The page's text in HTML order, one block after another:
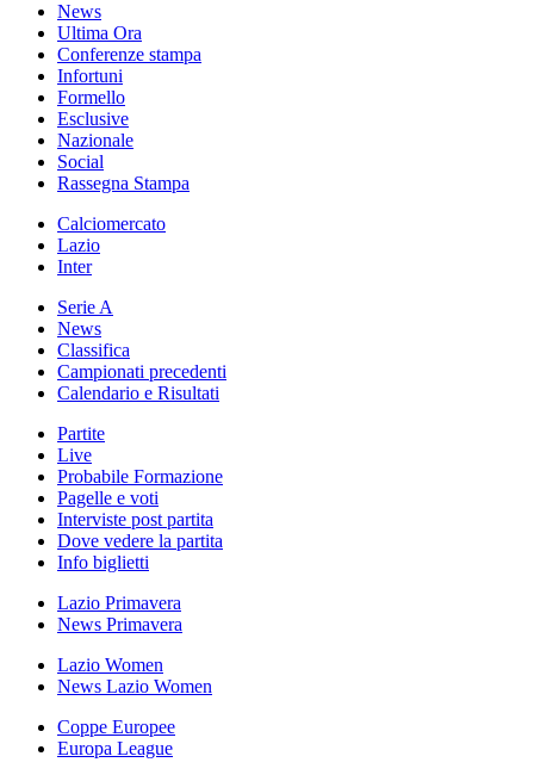
News
Ultima Ora
Conferenze stampa
Infortuni
Formello
Esclusive
Nazionale
Social
Rassegna Stampa
Calciomercato
Lazio
Inter
Serie A
News
Classifica
Campionati precedenti
Calendario e Risultati
Partite
Live
Probabile Formazione
Pagelle e voti
Interviste post partita
Dove vedere la partita
Info biglietti
Lazio Primavera
News Primavera
Lazio Women
News Lazio Women
Coppe Europee
Europa League